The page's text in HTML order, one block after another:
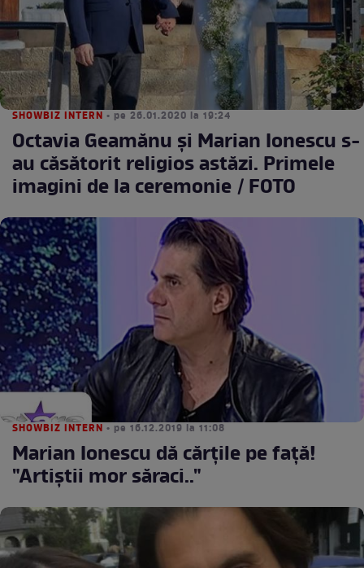
SHOWBIZ INTERN • pe 26.01.2020 la 19:24
Octavia Geamănu și Marian Ionescu s-
au căsătorit religios astăzi. Primele
imagini de la ceremonie / FOTO
SHOWBIZ INTERN • pe 16.12.2019 la 11:08
Marian Ionescu dă cărţile pe faţă!
"Artiștii mor săraci.."